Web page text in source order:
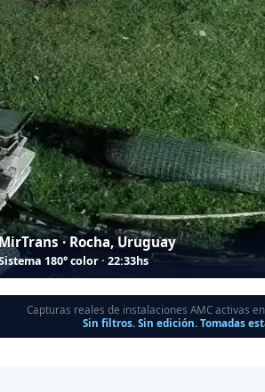
· Rocha, Uruguay
180° color · 22:33hs
Capturas reales de instalaciones AMC activas
Sin filtros. Sin edición. Tomadas